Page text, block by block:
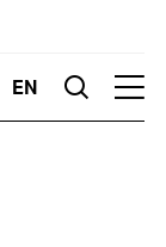
EN Suche